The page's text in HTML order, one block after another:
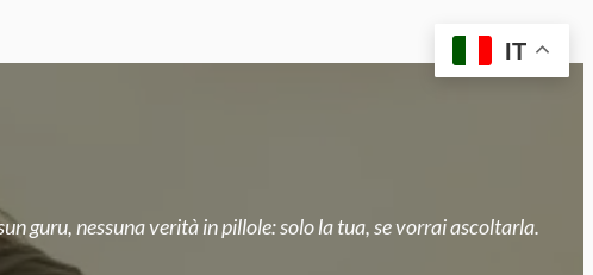
guru, nessuna verità in pillole: solo la tua, se vorrai ascoltarla.
IT